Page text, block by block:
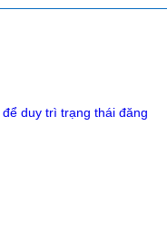
duy trì trạng thái đăng